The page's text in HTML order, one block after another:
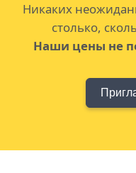
Никаких
столько,
Наши цены не